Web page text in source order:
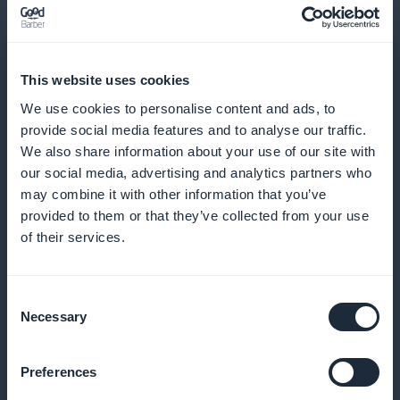
This website uses cookies
We use cookies to personalise content and ads, to
provide social media features and to analyse our traffic.
We also share information about your use of our site with
our social media, advertising and analytics partners who
may combine it with other information that you’ve
provided to them or that they’ve collected from your use
of their services.
Selection
Necessary
Preferences
Push-ilmoitukset ja automaattiset
muistutukset
Lähetä muistutuksia ja ilmoituksia, jotta minimoit
esiintymättömät tilaukset ja kannustat säännöllisiin
varauksiin
Palkitse uskollisia asiakkaitasi ainutlaatuisilla eduilla